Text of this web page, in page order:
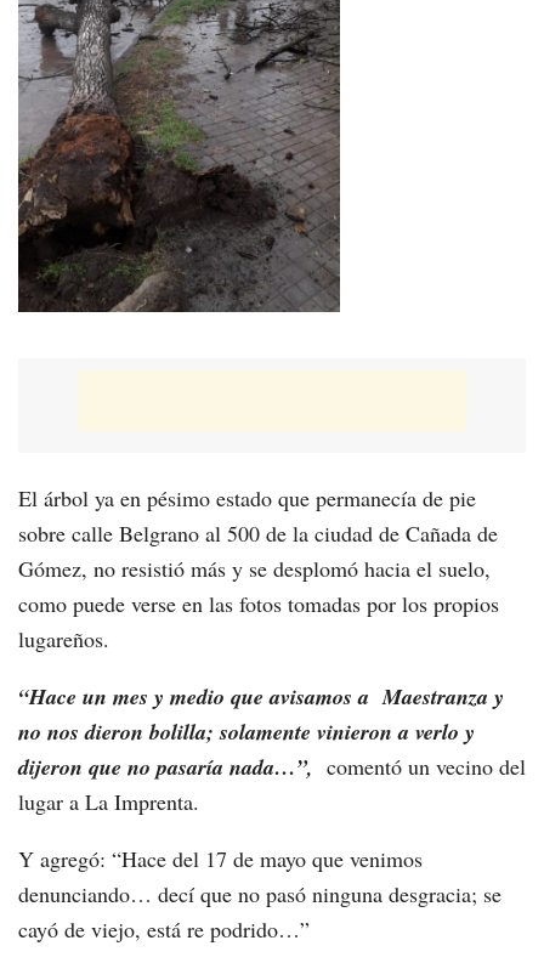
El árbol ya en pésimo estado que permanecía de pie
sobre calle Belgrano al 500 de la ciudad de Cañada de
Gómez, no resistió más y se desplomó hacia el suelo,
como puede verse en las fotos tomadas por los propios
lugareños.
“Hace un mes y medio que avisamos a Maestranza y
no nos dieron bolilla; solamente vinieron a verlo y
dijeron que no pasaría nada…”, comentó un vecino del
lugar a La Imprenta.
Y agregó: “Hace del 17 de mayo que venimos
denunciando… decí que no pasó ninguna desgracia; se
cayó de viejo, está re podrido…”